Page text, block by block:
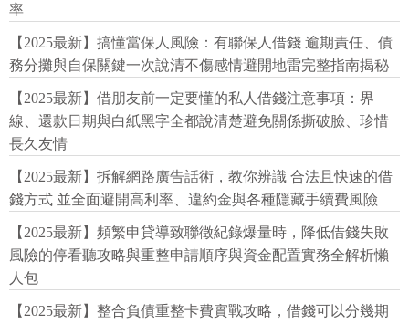
率
【2025最新】搞懂當保人風險：有聯保人借錢 逾期責任、債
務分攤與自保關鍵一次說清不傷感情避開地雷完整指南揭秘
【2025最新】借朋友前一定要懂的私人借錢注意事項：界
線、還款日期與白紙黑字全都說清楚避免關係撕破臉、珍惜
長久友情
【2025最新】拆解網路廣告話術，教你辨識 合法且快速的借
錢方式 並全面避開高利率、違約金與各種隱藏手續費風險
【2025最新】頻繁申貸導致聯徵紀錄爆量時，降低借錢失敗
風險的停看聽攻略與重整申請順序與資金配置實務全解析懶
人包
【2025最新】整合負債重整卡費實戰攻略，借錢可以分幾期